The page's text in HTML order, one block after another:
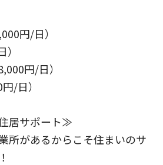
円/日）
円/日）
/日）
居サポート≫
所があるからこそ住まいのサ